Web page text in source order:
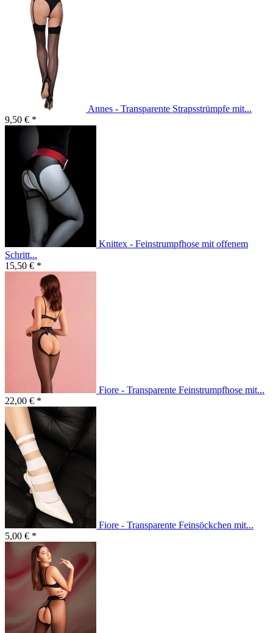
Annes - Transparente Strapsstrümpfe mit...
9,50 € *
Knittex - Feinstrumpfhose mit offenem
Schritt...
15,50 € *
Fiore - Transparente Feinstrumpfhose mit...
22,00 € *
Fiore - Transparente Feinsöckchen mit...
5,00 € *